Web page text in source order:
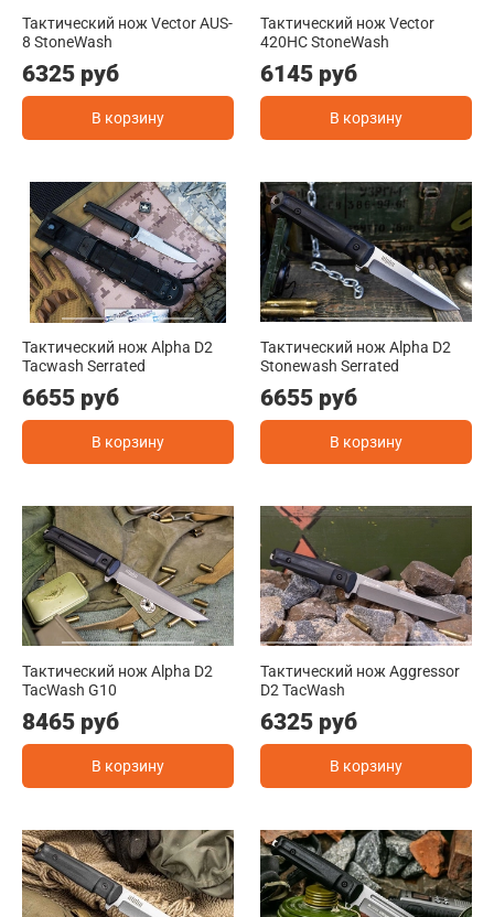
Тактический нож Vector AUS-
8 StoneWash
6325 руб
В корзину
Тактический нож Vector
420HC StoneWash
6145 руб
В корзину
Тактический нож Alpha D2
Tacwash Serrated
6655 руб
В корзину
Тактический нож Alpha D2
Stonewash Serrated
6655 руб
В корзину
Тактический нож Alpha D2
TacWash G10
8465 руб
В корзину
Тактический нож Aggressor
D2 TacWash
6325 руб
В корзину